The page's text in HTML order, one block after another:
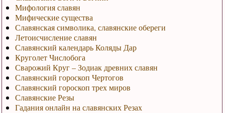
Мифология славян
Мифические существа
Славянская символика, славянские обереги
Летоисчисление славян
Славянский календарь Коляды Дар
Круголет Числобога
Сварожий Круг – Зодиак древних славян
Славянский гороскоп Чертогов
Славянский гороскоп трех миров
Славянские Резы
Гадания онлайн на славянских Резах